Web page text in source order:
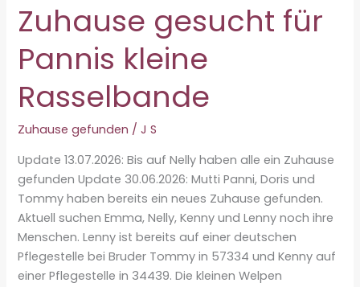
Zuhause gesucht für
Pannis kleine
Rasselbande
Zuhause gefunden /J S
Update 13.07.2026: Bis auf Nelly haben alle ein Zuhause
gefunden Update 30.06.2026: Mutti Panni, Doris und
Tommy haben bereits ein neues Zuhause gefunden.
Aktuell suchen Emma, Nelly, Kenny und Lenny noch ihre
Menschen. Lenny ist bereits auf einer deutschen
Pflegestelle bei Bruder Tommy in 57334 und Kenny auf
einer Pflegestelle in 34439. Die kleinen Welpen